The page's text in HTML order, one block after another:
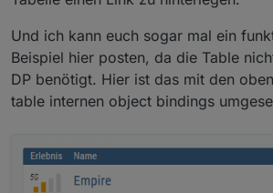
Und ich kann euch sogar mal ein
Beispiel hier posten, da die Table
DP benötigt. Hier ist das mit den
table internen object bindings